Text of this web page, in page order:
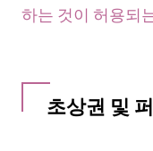
하는 것이 허용되
초상권 및